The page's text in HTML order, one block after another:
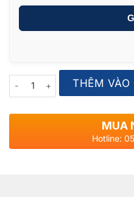
Quantity THÊM VÀO
MUA
Hotline: